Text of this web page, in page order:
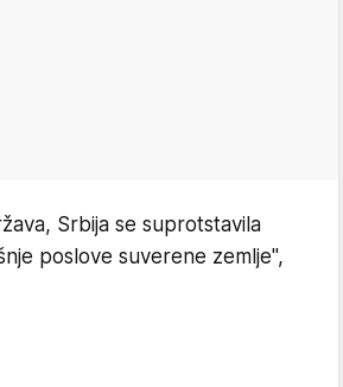
Srbija se suprotstavila
poslove suverene zemlje",